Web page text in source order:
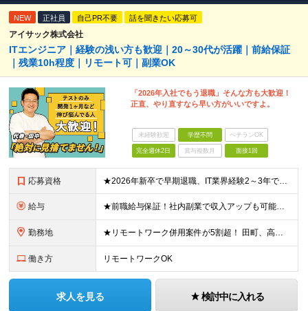
NEW 正社員 自己PR不要 話を聞きたい応募可
アイサック株式会社
ITエンジニア｜経験の浅い方も歓迎｜20～30代が活躍｜前給保証
｜残業10h程度｜リモート可｜副業OK
「2026年入社でもう退職」そんな方も大歓迎！
正直、やり直すなら早い方がいいですよ。
未経験歓迎 学歴不問 ベテランOK
完全週休2日 賞与複数月 面接1回
応募資格 ★2026年新卒で早期退職、IT業界経験2～3年で経験が浅いなど、スキルやキャリアに不安を持つ方もぜひご応募ください！ ■システム開発プロジェクトにおける実務経験をお持ちの方 (工程、言語、経験年数
給与 ★前職給与保証！社内副業で収入アップも可能です◎ ■月給28万円～＋通勤手当＋賞与 ◎あなたのご経験を最大限に評価し、優遇します ◎資格取得支援制度あり ◎残業は少なめですが、もし45時間を超えた
勤務地 ★リモートワーク併用案件が5割超！ 田町、高田馬場、浜松町など東京都内のプロジェクト先または在宅勤務 ■転勤なし＆UIターン歓迎 ■本社への出勤義務なし
働き方 リモートワークOK
求人を見る 検討中に入れる